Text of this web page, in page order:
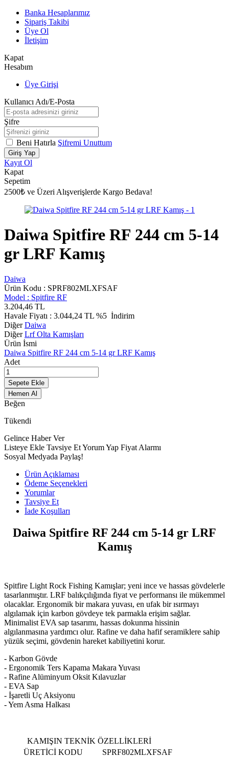
Banka Hesaplarımız
Sipariş Takibi
Üye Ol
İletişim
Kapat
Hesabım
Üye Girişi
Kullanıcı Adı/E-Posta
Şifre
Beni Hatırla Şifremi Unuttum
Giriş Yap
Kayıt Ol
Kapat
Sepetim
2500₺ ve Üzeri Alışverişlerde Kargo Bedava!
Daiwa Spitfire RF 244 cm 5-14
gr LRF Kamış
Daiwa
Ürün Kodu : SPRF802MLXFSAF
Model : Spitfire RF
3.204,46 TL
Havale Fiyatı : 3.044,24 TL %5 İndirim
DiğerDaiwa
DiğerLrf Olta Kamışları
Ürün İsmi
Daiwa Spitfire RF 244 cm 5-14 gr LRF Kamış
Adet
Sepete Ekle
Hemen Al
Beğen
Tükendi
Gelince Haber Ver
Listeye Ekle Tavsiye EtYorum Yap Fiyat Alarmı
Sosyal Medyada Paylaş!
Ürün Açıklaması
Ödeme Seçenekleri
Yorumlar
Tavsiye Et
İade Koşulları
Daiwa Spitfire RF 244 cm 5-14 gr LRF
Kamış
Spitfire Light Rock Fishing Kamışlar; yeni ince ve hassas gövdelerle
tasarlanmıştır. LRF balıkçılığında fiyat ve performansı ile mükemmel
olacaklar. Ergonomik bir makara yuvası, en ufak bir ısırmayı
algılamak için karbon gövdeye tek parmakla erişim sağlar.
Minimalist EVA sap tasarımı, hassas dokunma hissinin
algılanmasına yardımcı olur. Rafine ve daha hafif seramiklere sahip
yüzük seçimi, gövdenin hareket kabiliyetini korur.
- Karbon Gövde
- Ergonomik Ters Kapama Makara Yuvası
- Rafine Alüminyum Oksit Kılavuzlar
- EVA Sap
- İşaretli Uç Aksiyonu
- Yem Asma Halkası
KAMIŞIN TEKNİK ÖZELLİKLERİ
ÜRETİCİ KODU
SPRF802MLXFSAF